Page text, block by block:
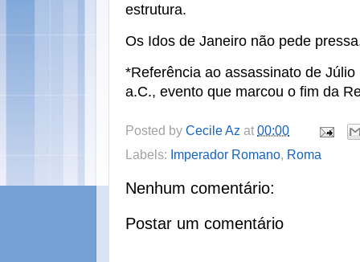
estrutura.
Os Idos de Janeiro não pede
*Referência ao assassinato de
a.C., evento que marcou o fim da
Posted by Cecile Az at 00:00
Labels: Imperador Romano, Roma
Nenhum comentário:
Postar um comentário